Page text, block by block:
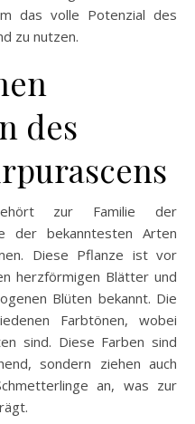
das volle Potenzial des
zu nutzen.
des
zur Familie der
der bekanntesten Arten
Diese Pflanze ist vor
herzförmigen Blätter und
Blüten bekannt. Die
Farbtönen, wobei
sind. Diese Farben sind
sondern ziehen auch
an, was zur